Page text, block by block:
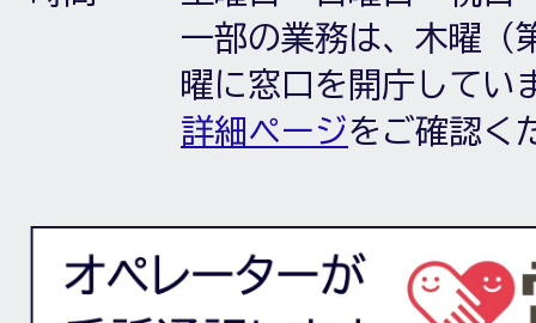
一部の業務は、木曜（
曜に窓口を開庁してい
詳細ページをご確認く